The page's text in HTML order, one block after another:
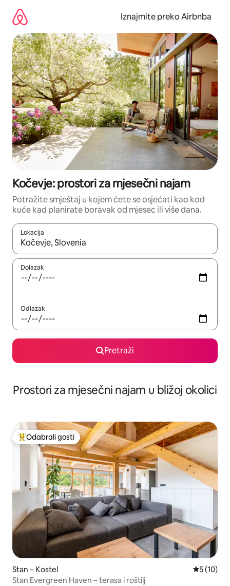
sadržaj
Iznajmite preko Airbnba
Kočevje: prostori za mjesečni najam
Potražite smještaj u kojem ćete se osjećati kao kod
kuće kad planirate boravak od mjesec ili više dana.
Lokacija
Kada budu dostupni rezultati, moći ćete ih pregledati
Dolazak
Odlazak
Pretraži
Prostori za mjesečni najam u bližoj okolici
Među najviše rangiranima s oznakom „Odabrali gosti”
Odabrali gosti
Stan – Kostel Prosječna
5 (10)
Stan Evergreen Haven – terasa i roštilj